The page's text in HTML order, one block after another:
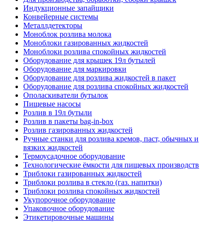
Индукционные запайщики
Конвейерные системы
Металлдетекторы
Моноблок розлива молока
Моноблоки газированных жидкостей
Моноблоки розлива спокойных жидкостей
Оборудование для крышек 19л бутылей
Оборудование для маркировки
Оборудование для розлива жидкостей в пакет
Оборудование для розлива спокойных жидкостей
Ополаскиватели бутылок
Пищевые насосы
Розлив в 19л бутыли
Розлив в пакеты bag-in-box
Розлив газированных жидкостей
Ручные станки для розлива кремов, паст, обычных и
вязких жидкостей
Термоусадочное оборудование
Технологические ёмкости для пищевых производств
Триблоки газированных жидкостей
Триблоки розлива в стекло (газ. напитки)
Триблоки розлива спокойных жидкостей
Укупорочное оборудование
Упаковочное оборудование
Этикетировочные машины